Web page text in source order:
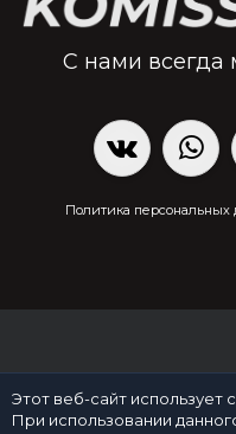
С нами всегда
Политика персональных
Этот веб-сайт использует
При использовании